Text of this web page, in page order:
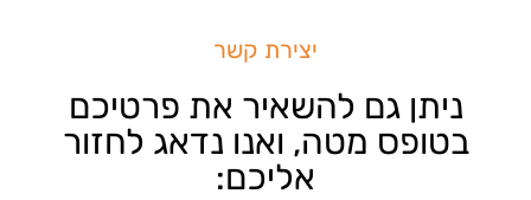
יצירת קשר
ניתן גם להשאיר את פרטיכם
בטופס מטה, ואנו נדאג לחזור
אליכם: